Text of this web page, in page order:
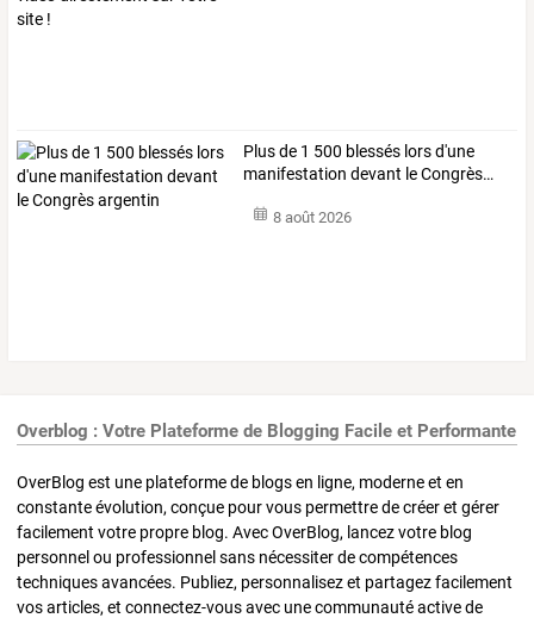
Plusde 1 500 blessés lorsd'une
manifestation devant leCongrès…
8 août 2026
Overblog : Votre Plateforme de Blogging Facile et Performante
OverBlog est une plateforme de blogs en ligne, moderne et en
constante évolution, conçue pour vous permettre de créer et gérer
facilement votre propre blog. Avec OverBlog, lancez votre blog
personnel ou professionnel sans nécessiter de compétences
techniques avancées. Publiez, personnalisez et partagez facilement
vos articles, et connectez-vous avec une communauté active de